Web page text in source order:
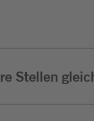
Stellen